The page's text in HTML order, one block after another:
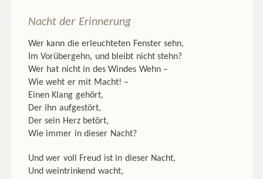
Nacht der Erinnerung
Wer kann die erleuchteten Fenster sehn,
Im Vorübergehn, und bleibt nicht stehn?
Wer hat nicht in des Windes Wehn –
Wie weht er mit Macht! –
Einen Klang gehört,
Der ihn aufgestört,
Der sein Herz betört,
Wie immer in dieser Nacht?
Und wer voll Freud ist in dieser Nacht,
Und weintrinkend wacht,